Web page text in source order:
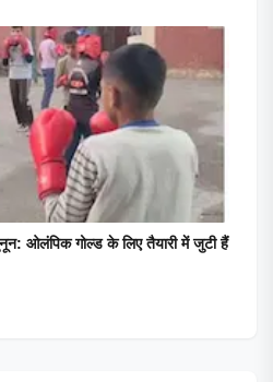
ओलंपिक गोल्ड के लिए तैयारी में जुटी हैं